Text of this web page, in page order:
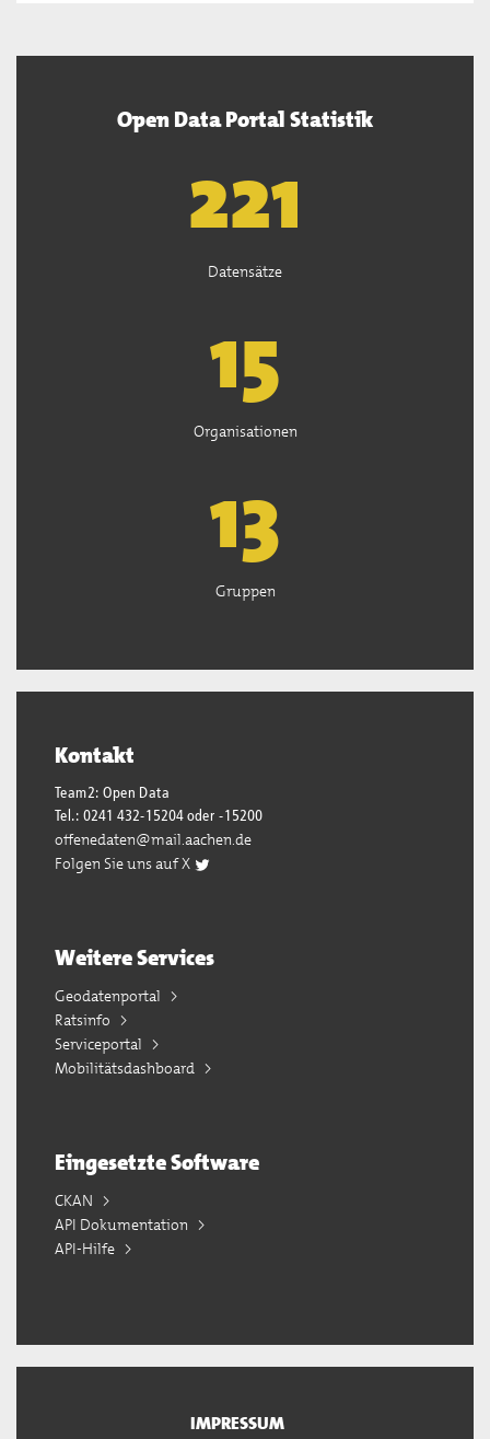
Open Data Portal Statistik
222
Datensätze
15
Organisationen
13
Gruppen
Kontakt
Team2: Open Data
Tel.: 0241 432-15204 oder -15200
offenedaten@mail.aachen.de
Folgen Sie uns auf X
Weitere Services
Geodatenportal
Ratsinfo
Serviceportal
Mobilitätsdashboard
Eingesetzte Software
CKAN
API Dokumentation
API-Hilfe
IMPRESSUM